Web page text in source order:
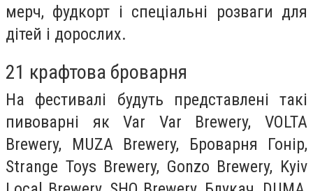
мерч, фудкорт і спеціальні розваги для
дітей і дорослих.
21 крафтова броварня
На фестивалі будуть представлені такі
пивоварні як Var Var Brewery, VOLTA
Brewery, MUZA Brewery, Броварня Гонір,
Strange Toys Brewery, Gonzo Brewery, Kyiv